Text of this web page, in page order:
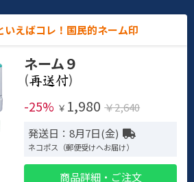
いえばコレ！国民的ネーム印
ネーム９
(
)
-25% ￥ 1,980 ￥2,640
発送日：8月7日(金)
ネコポス（郵便受けへお届け）
商品詳細・ご注文